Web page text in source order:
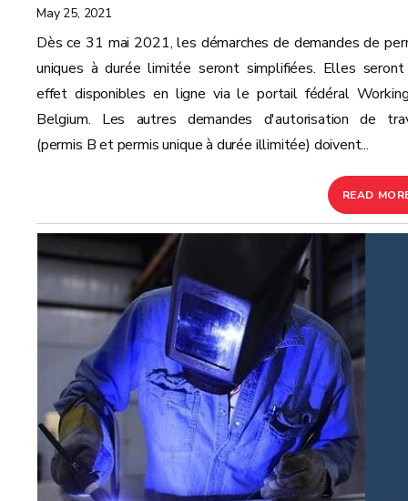
May 25, 2021
Dès ce 31 mai 2021, les démarches de demandes de
uniques à durée limitée seront simplifiées. Elles
effet disponibles en ligne via le portail fédéral
Belgium. Les autres demandes d'autorisation de
(permis B et permis unique à durée illimitée) doivent...
READ